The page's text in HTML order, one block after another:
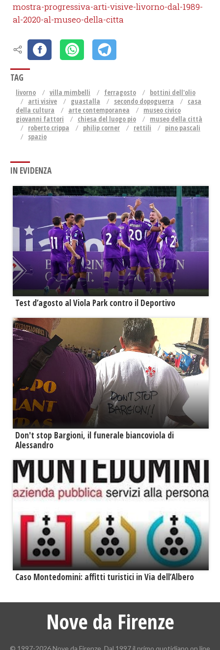
mostra-progressiva-arti-visive-livorno-dal-1989-
al-2020-al-museo-della-citta
TAG
livorno villa mimbelli ferragosto
bottini dell'olio
arti visive
guastalla secondo dopoguerra
casa
della cultura
arte contemporanea
museo civico
giovanni fattori
chiesa del luogo pio
museo della città
roberto crippa
philip corner rettili
pino pascali
spazio
IN EVIDENZA
Test d’agosto al Viola Park contro il Deportivo
Don't stop Bargioni, il funerale biancoviola di
Alessandro
Caso Montedomini: affitti turistici in Via dell’Albero
Nove da Firenze